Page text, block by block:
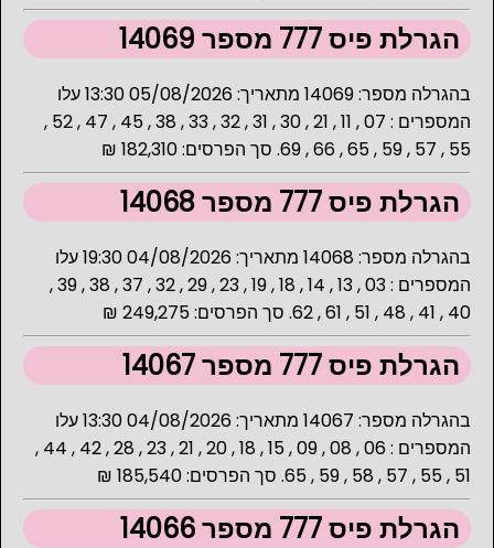
הגרלת פיס 777 מספר 14069
בהגרלה מספר: 14069 מתאריך: 05/08/2026 13:30 עלו
המספרים : 07 , 11 , 21 , 30 , 31 , 32 , 33 , 38 , 45 , 47 , 52 ,
55 , 57 , 59 , 65 , 66 , 69. סך הפרסים: 182,310 ₪
הגרלת פיס 777 מספר 14068
בהגרלה מספר: 14068 מתאריך: 04/08/2026 19:30 עלו
המספרים : 03 , 13 , 14 , 18 , 19 , 23 , 29 , 32 , 37 , 38 , 39 ,
40 , 41 , 48 , 51 , 61 , 62. סך הפרסים: 249,275 ₪
הגרלת פיס 777 מספר 14067
בהגרלה מספר: 14067 מתאריך: 04/08/2026 13:30 עלו
המספרים : 06 , 08 , 09 , 15 , 18 , 20 , 21 , 23 , 28 , 42 , 44 ,
51 , 55 , 57 , 58 , 59 , 65. סך הפרסים: 185,540 ₪
הגרלת פיס 777 מספר 14066